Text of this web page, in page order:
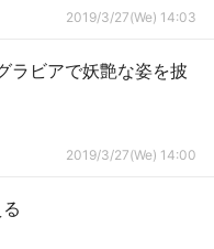
2019/3/27(We) 14:03
ラビアで妖艶な姿を披
2019/3/27(We) 14:00